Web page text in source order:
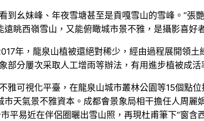
到幺妹峰、年夜雪塘甚至是貢嘎雪山的雪峰。”張
眺西嶺雪山，又能俯瞰城市景不雅，是攝影喜好
年，龍泉山植被還絕對稀少，經由過程展開領
分屢次采取人工增雨等辦法，有用進步植被成活
雅可視化平臺，在龍泉山城市叢林公園等15個點
天氣景不雅資本。成都會景象局相干擔任人周麗
易近在伴侶圈曬出雪山照，再現杜甫筆下“窗含